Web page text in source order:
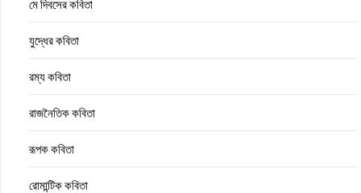
মে দিবসের কবিতা
যুদ্ধের কবিতা
রম্য কবিতা
রাজনৈতিক কবিতা
রূপক কবিতা
রোমান্টিক কবিতা